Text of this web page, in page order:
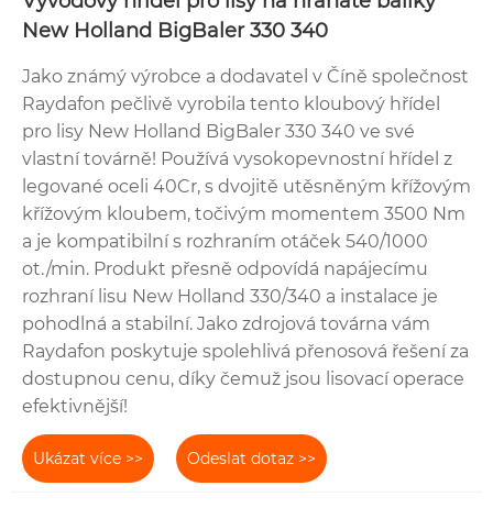
New Holland BigBaler 330 340
Jako známý výrobce a dodavatel v Číně společnost
Raydafon pečlivě vyrobila tento kloubový hřídel
pro lisy New Holland BigBaler 330 340 ve své
vlastní továrně! Používá vysokopevnostní hřídel z
legované oceli 40Cr, s dvojitě utěsněným křížovým
křížovým kloubem, točivým momentem 3500 Nm
a je kompatibilní s rozhraním otáček 540/1000
ot./min. Produkt přesně odpovídá napájecímu
rozhraní lisu New Holland 330/340 a instalace je
pohodlná a stabilní. Jako zdrojová továrna vám
Raydafon poskytuje spolehlivá přenosová řešení za
dostupnou cenu, díky čemuž jsou lisovací operace
efektivnější!
Ukázat více >> Odeslat dotaz >>